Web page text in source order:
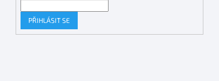
PŘIHLÁSIT SE